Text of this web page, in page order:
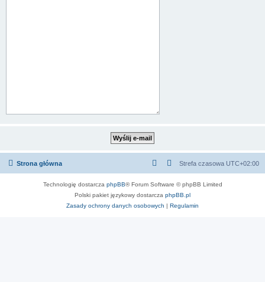
Strona główna Strefa czasowa UTC+02:00
Technologię dostarcza phpBB® Forum Software © phpBB Limited
Polski pakiet językowy dostarcza phpBB.pl
Zasady ochrony danych osobowych | Regulamin